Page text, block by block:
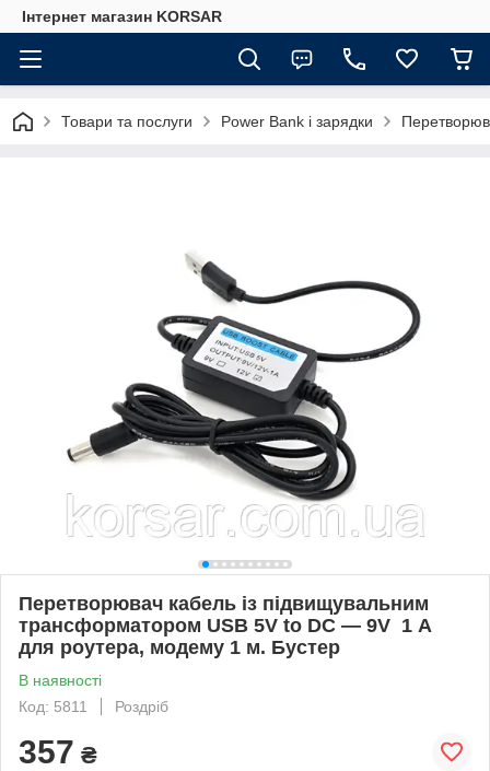
Iнтернет магазин KORSAR
Товари та послуги Power Bank і зарядки
Перетворювач кабель із підвищувальним
трансформатором USB 5V to DC — 9V 1 А
для роутера, модему 1 м. Бустер
В наявності
Код: 5811
Роздріб
357 ₴